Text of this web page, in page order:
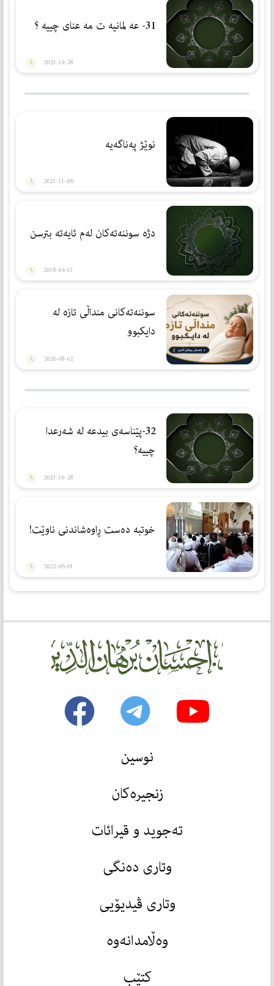
31- عه لمانیه ت مه عنای چییه ؟
2023-10-28
نوێژ پەناگەیە
2021-11-06
دژه‌ سوننه‌ته‌كان له‌م ئایه‌ته‌ بترسن
2018-04-13
سوننەتەكانی منداڵی تازە لە
دایكبوو
2026-08-02
32-پێناسەی بیدعە لە شەرعدا
چییە؟
2023-10-28
خوتبە دەست ڕاوەشاندنی ناوێت!
2022-06-01
نوسین
زنجیرەکان
تەجوید و قیرائات
وتاری دەنگی
وتاری ڤیدیۆیی
وەڵامدانەوە
کتێب